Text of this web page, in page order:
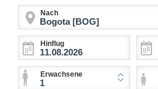
Nach
Hinflug
Erwachsene
1